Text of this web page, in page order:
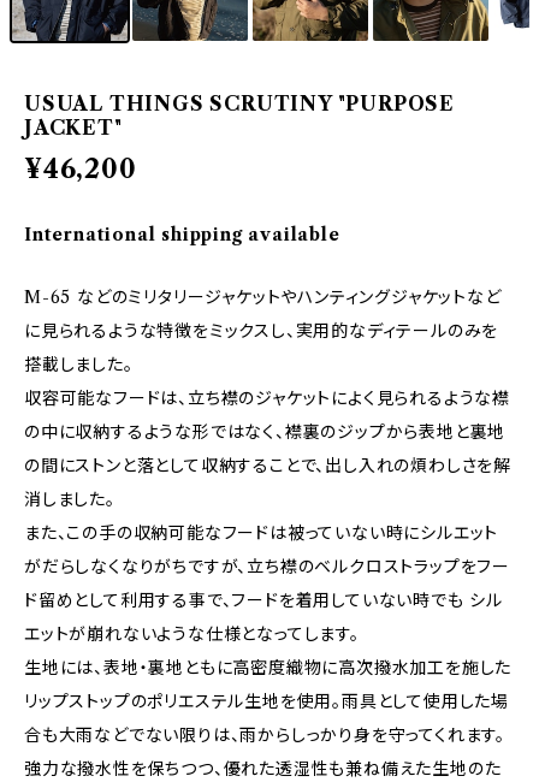
USUAL THINGS SCRUTINY "PURPOSE
JACKET"
¥46,200
International shipping available
M-65 などのミリタリージャケットやハンティングジャケットなど
に見られるような特徴をミックスし、実用的なディテールのみを
搭載しました。
収容可能なフードは、立ち襟のジャケットによく見られるような襟
の中に収納するような形ではなく、襟裏のジップから表地と裏地
の間にストンと落として収納することで、出し入れの煩わしさを解
消しました。
また、この手の収納可能なフードは被っていない時にシルエット
がだらしなくなりがちですが、立ち襟のベルクロストラップをフー
ド留めとして利用する事で、フードを着用していない時でも シル
エットが崩れないような仕様となってします。
生地には、表地・裏地ともに高密度織物に高次撥水加工を施した
リップストップのポリエステル生地を使用。雨具として使用した場
合も大雨などでない限りは、雨からしっかり身を守ってくれます。
強力な撥水性を保ちつつ、優れた透湿性も兼ね備えた生地のた